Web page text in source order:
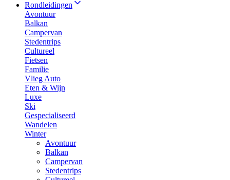
Rondleidingen
Avontuur
Balkan
Campervan
Stedentrips
Cultureel
Fietsen
Familie
Vlieg Auto
Eten & Wijn
Luxe
Ski
Gespecialiseerd
Wandelen
Winter
Avontuur
Balkan
Campervan
Stedentrips